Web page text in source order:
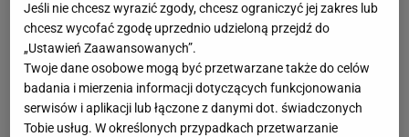
Jeśli nie chcesz wyrazić zgody, chcesz ograniczyć jej zakres lub
chcesz wycofać zgodę uprzednio udzieloną przejdź do
„Ustawień Zaawansowanych”.
Twoje dane osobowe mogą być przetwarzane także do celów
badania i mierzenia informacji dotyczących funkcjonowania
serwisów i aplikacji lub łączone z danymi dot. świadczonych
Tobie usług. W określonych przypadkach przetwarzanie